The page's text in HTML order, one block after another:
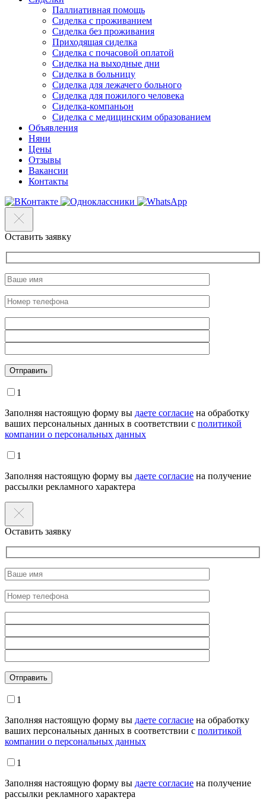
Паллиативная помощь
Сиделка с проживанием
Сиделка без проживания
Приходящая сиделка
Сиделка с почасовой оплатой
Сиделка на выходные дни
Сиделка в больницу
Сиделка для лежачего больного
Сиделка для пожилого человека
Сиделка-компаньон
Сиделка с медицинским образованием
Объявления
Няни
Цены
Отзывы
Вакансии
Контакты
Оставить заявку
Оставьте это поле пустым.
1
Заполняя настоящую форму вы даете согласие на обработку
ваших персональных данных в соответствии с политикой
компании о персональных данных
1
Заполняя настоящую форму вы даете согласие на получение
рассылки рекламного характера
Оставить заявку
Оставьте это поле пустым.
1
Заполняя настоящую форму вы даете согласие на обработку
ваших персональных данных в соответствии с политикой
компании о персональных данных
1
Заполняя настоящую форму вы даете согласие на получение
рассылки рекламного характера